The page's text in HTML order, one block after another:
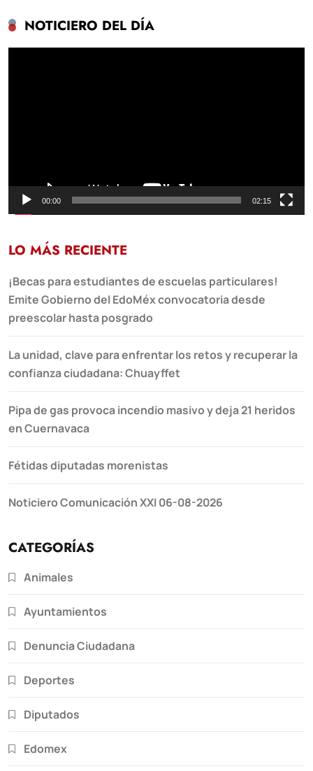
NOTICIERO DEL DÍA
00:00 02:15
LO MÁS RECIENTE
¡Becas para estudiantes de escuelas particulares!
Emite Gobierno del EdoMéx convocatoria desde
preescolar hasta posgrado
La unidad, clave para enfrentar los retos y recuperar la
confianza ciudadana: Chuayffet
Pipa de gas provoca incendio masivo y deja 21 heridos
en Cuernavaca
Fétidas diputadas morenistas
Noticiero Comunicación XXI 06-08-2026
CATEGORÍAS
Animales
Ayuntamientos
Denuncia Ciudadana
Deportes
Diputados
Edomex